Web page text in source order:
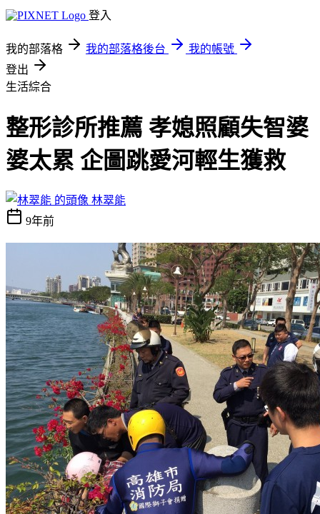
登入
我的部落格 我的部落格後台
我的帳號
登出
生活綜合
整形診所推薦 孝媳照顧失智婆
婆太累 企圖跳愛河輕生獲救
林翠能
9年前